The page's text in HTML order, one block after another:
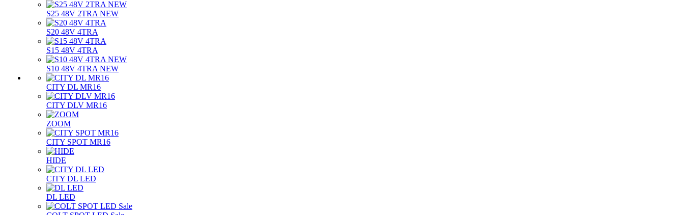
S25 48V 2TRA NEW
S20 48V 4TRA
S15 48V 4TRA
S10 48V 4TRA NEW
CITY DL MR16
CITY DLV MR16
ZOOM
CITY SPOT MR16
HIDE
CITY DL LED
DL LED